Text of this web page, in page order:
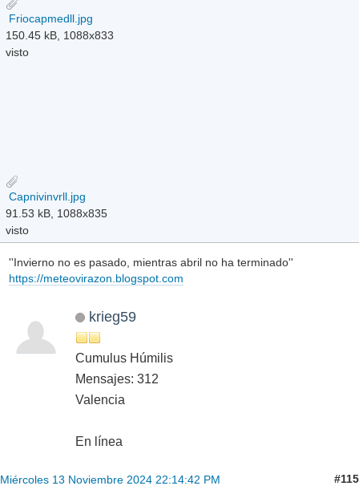
Friocapmedll.jpg
150.45 kB, 1088x833
visto
Capnivinvrll.jpg
91.53 kB, 1088x835
visto
''Invierno no es pasado, mientras abril no ha terminado''
https://meteovirazon.blogspot.com
krieg59
Cumulus Húmilis
Mensajes: 312
Valencia
En línea
Miércoles 13 Noviembre 2024 22:14:42 PM #115